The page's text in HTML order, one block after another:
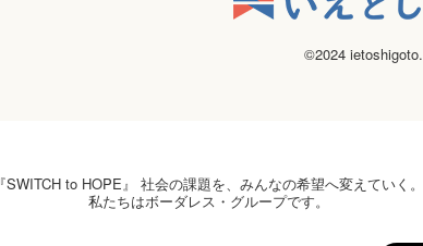
©2024 ietoshigoto.
『SWITCH to HOPE』 社会の課題を、みんなの希望へ変えていく。
私たちはボーダレス・グループです。